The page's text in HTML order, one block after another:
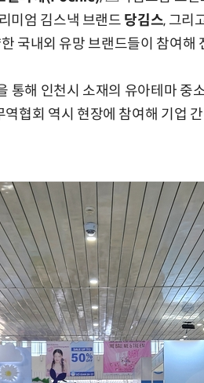
미엄 김스낵 브랜드 당김스, 그리
국내외 유망 브랜드들이 참여해
통해 인천시 소재의 유아테마 중
협회 역시 현장에 참여해 기업